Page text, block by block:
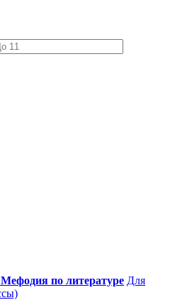
по литературе Для